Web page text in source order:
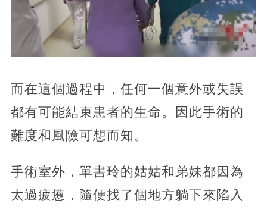
而在這個過程中，任何一個意外或失誤
都有可能結束患者的生命。因此手術的
難度和風險可想而知。
手術室外，單書玲的姑姑和弟妹都因為
太過疲憊，隨便找了個地方躺下來陷入